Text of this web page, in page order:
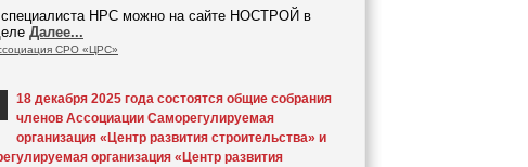
специалиста НРС можно на сайте НОСТРОЙ в
Далее...
СРО «ЦРС»
18 декабря 2025 года состоятся общие собрания
членов Ассоциации Саморегулируемая
организация «Центр развития строительства» и
организация «Центр развития